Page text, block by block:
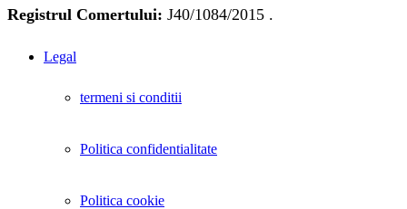
Registrul Comertului: J40/1084/2015 .
Legal
termeni si conditii
Politica confidentialitate
Politica cookie